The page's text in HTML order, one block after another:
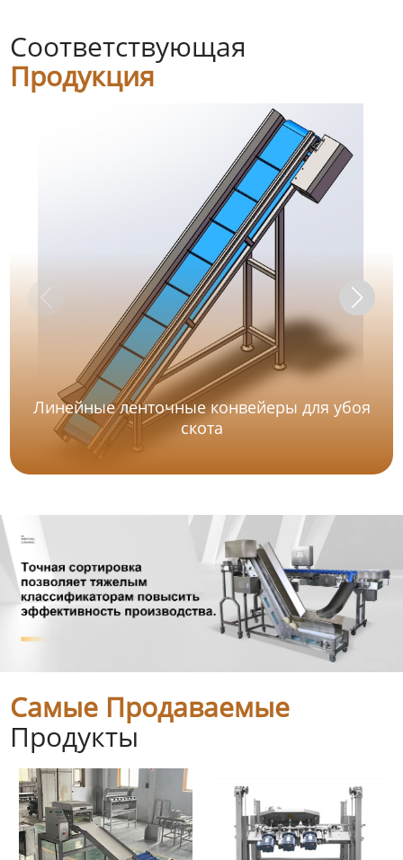
Соответствующая
Продукция
Линейные ленточные конвейеры для убоя
скота
Самые Продаваемые
Продукты